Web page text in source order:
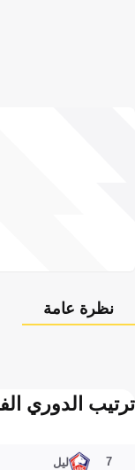
نظرة عامة
ترتيب الدوري
7 ليل